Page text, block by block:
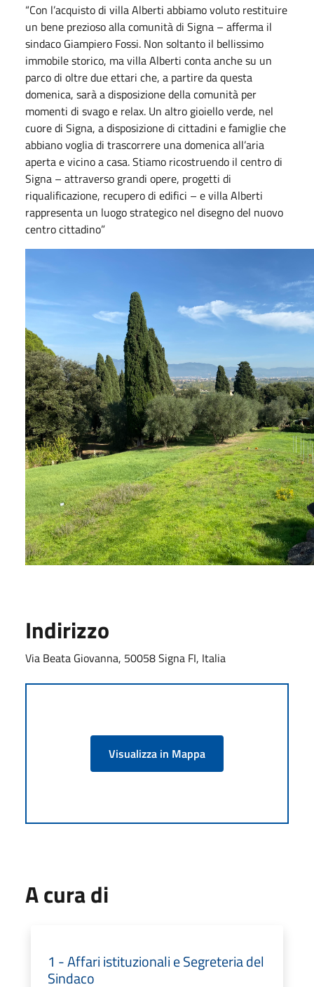
“Con l’acquisto di villa Alberti abbiamo voluto restituire
un bene prezioso alla comunità di Signa – afferma il
sindaco Giampiero Fossi. Non soltanto il bellissimo
immobile storico, ma villa Alberti conta anche su un
parco di oltre due ettari che, a partire da questa
domenica, sarà a disposizione della comunità per
momenti di svago e relax. Un altro gioiello verde, nel
cuore di Signa, a disposizione di cittadini e famiglie che
abbiano voglia di trascorrere una domenica all’aria
aperta e vicino a casa. Stiamo ricostruendo il centro di
Signa – attraverso grandi opere, progetti di
riqualificazione, recupero di edifici – e villa Alberti
rappresenta un luogo strategico nel disegno del nuovo
centro cittadino”
Indirizzo
Via Beata Giovanna, 50058 Signa FI, Italia
Visualizza in Mappa
A cura di
1 - Affari istituzionali e Segreteria del
Sindaco